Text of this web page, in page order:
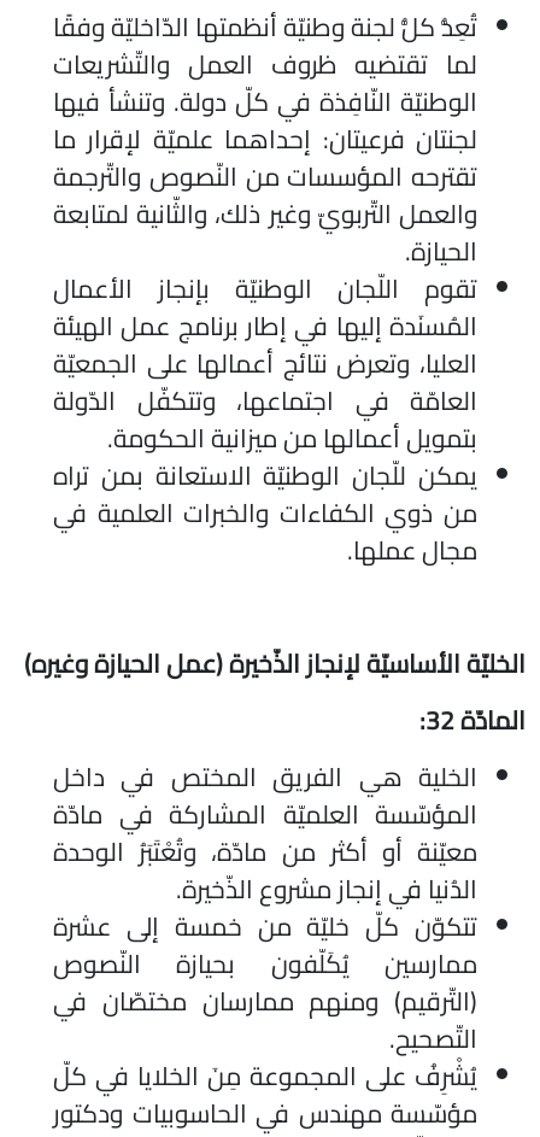
تُعِدُّ كلُّ لجنة وطنيّة أنظمتها الدّاخليّة وفقًا
لما تقتضيه ظروف العمل والتّشريعات
الوطنيّة النّافِذة في كلّ دولة. وتنشأ فيها
لجنتان فرعيتان: إحداهما علميّة لإقرار ما
تقترحه المؤسسات من النّصوص والتّرجمة
والعمل التّربويّ وغير ذلك، والثّانية لمتابعة
الحيازة.
تقوم اللّجان الوطنيّة بإنجاز الأعمال
المُسنَدة إليها في إطار برنامج عمل الهيئة
العليا، وتعرض نتائج أعمالها على الجمعيّة
العامّة في اجتماعها، وتتكفّل الدّولة
بتمويل أعمالها من ميزانية الحكومة.
يمكن للّجان الوطنيّة الاستعانة بمن تراه
من ذوي الكفاءات والخبرات العلمية في
مجال عملها.
الخليّة الأساسيّة لإنجاز الذّخيرة (عمل الحيازة وغيره)
المادّة 32:
الخلية هي الفريق المختص في داخل
المؤسّسة العلميّة المشاركة في مادّة
معيّنة أو أكثر من مادّة، وتُعْتَبَرُ الوحدة
الدُنيا في إنجاز مشروع الذّخيرة.
تتكوّن كلّ خليّة من خمسة إلى عشرة
ممارسين يُكَلّفون بحيازة النّصوص
(التّرقيم) ومنهم ممارسان مختصّان في
التّصحيح.
يُشْرِفُ على المجموعة مِنَ الخلايا في كلّ
مؤسّسة مهندس في الحاسوبيات ودكتور